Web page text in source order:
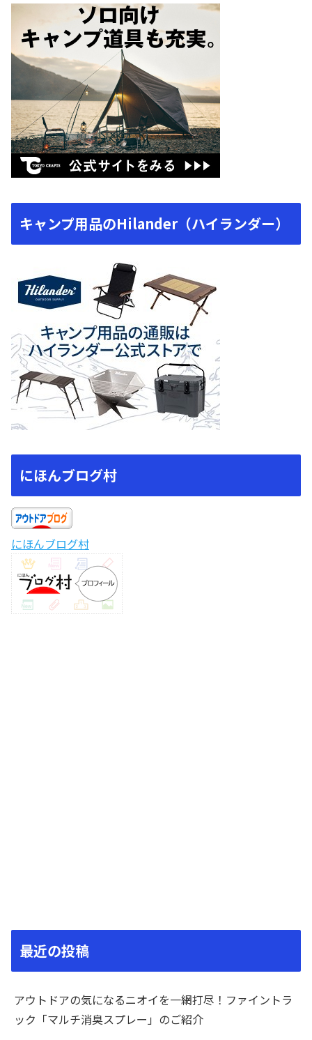
キャンプ用品のHilander（ハイランダー）
にほんブログ村
にほんブログ村
最近の投稿
アウトドアの気になるニオイを一網打尽！ファイントラ
ック「マルチ消臭スプレー」のご紹介